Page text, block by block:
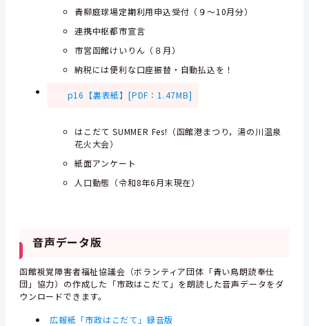
青柳庭球場定期利用申込受付（９～10月分）
連携中枢都市宣言
市営函館けいりん（８月）
納税には便利な口座振替・自動払込を！
p16【裏表紙】[PDF：1.47MB]
はこだて SUMMER Fes!（函館港まつり，湯の川温泉
花火大会）
紙面アンケート
人口動態（令和8年6月末現在）
音声データ版
函館視覚障害者福祉協議会（ボランティア団体「青い鳥朗読奉仕
団」協力）の作成した「市政はこだて」を朗読した音声データをダ
ウンロードできます。
広報紙「市政はこだて」録音版